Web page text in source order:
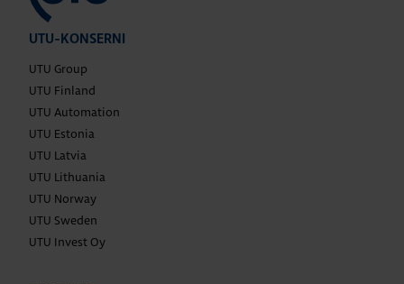
UTU-KONSERNI
UTU Group
UTU Finland
UTU Automation
UTU Estonia
UTU Latvia
UTU Lithuania
UTU Norway
UTU Sweden
UTU Invest Oy